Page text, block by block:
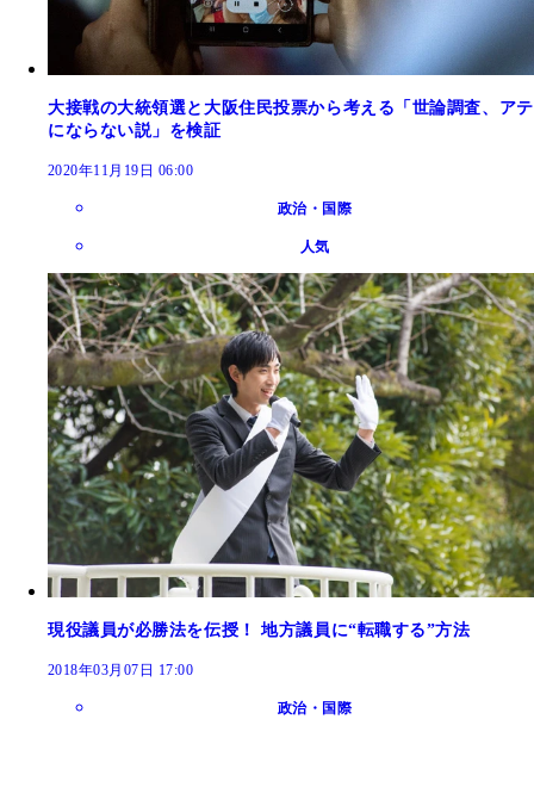
大接戦の大統領選と大阪住民投票から考える「世論調査、アテ
にならない説」を検証
2020年11月19日 06:00
政治・国際
人気
現役議員が必勝法を伝授！ 地方議員に“転職する”方法
2018年03月07日 17:00
政治・国際